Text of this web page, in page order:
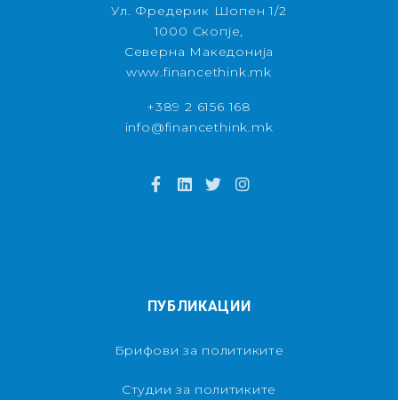
Ул. Фредерик Шопен 1/2
1000 Скопје,
Северна Македонија
www.financethink.mk
+389 2 6156 168
info@financethink.mk
ПУБЛИКАЦИИ
Брифови за политиките
Студии за политиките